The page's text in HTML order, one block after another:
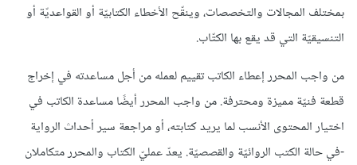
بمختلف المجالات والتخصصات، وينقّح الأخطاء الكتابيّة أو القواعديّة أو
التنسيقيّة التي قد يقع بها الكتّاب.
من واجب المحرر إعطاء الكاتب تقييم لعمله من أجل مساعدته في إخراج
قطعة فنيّة مميزة ومحترفة. من واجب المحرر أيضًا مساعدة الكاتب في
اختيار المحتوى الأنسب لما يريد كتابته، أو مراجعة سير أحداث الرواية
-في حالة الكتب الروائيّة والقصصيّة. يعدّ عمليّ الكتاب والمحرر متكاملان